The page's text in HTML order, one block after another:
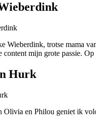
Wieberdink, trotse mama
content mijn grote passie.
Hurk
Olivia en Philou geniet ik